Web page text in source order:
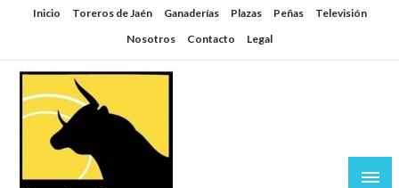
SaltarInicio Toreros de Jaén Ganaderías Plazas Peñas
Televisión
Nosotros
Contacto Legal